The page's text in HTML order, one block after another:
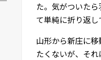
た。気がついた
て単純に折り返
山形から新庄に
たくないが、そ